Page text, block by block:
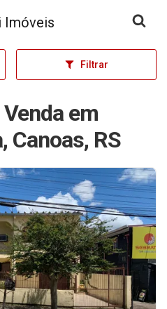
inicial
Filtrar
em
Canoas, RS